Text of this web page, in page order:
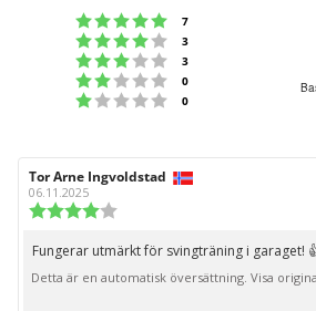
Betyg: 5 utav 5
7
Betyg: 4 utav 5
3
Betyg: 3 utav 5
3
Betyg: 2 utav 5
0
Betyg: 1 utav 5
0
Recensionsförfattare:
Tor Arne Ingvoldstad
06.11.2025
utav
stjärnor
Recensionstext:
Fungerar utmärkt för svingträning i garaget!
Detta är en automatisk översättning. Visa